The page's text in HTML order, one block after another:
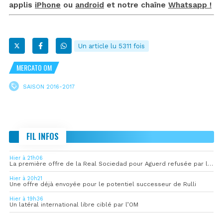
applis iPhone ou android et notre chaîne Whatsapp !
Un article lu 5311 fois
MERCATO OM
SAISON 2016-2017
FIL INFOS
Hier à 21h06
La première offre de la Real Sociedad pour Aguerd refusée par l’OM
Hier à 20h21
Une offre déjà envoyée pour le potentiel successeur de Rulli
Hier à 19h36
Un latéral international libre ciblé par l’OM